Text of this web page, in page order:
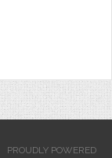
PROUDLY POWERED